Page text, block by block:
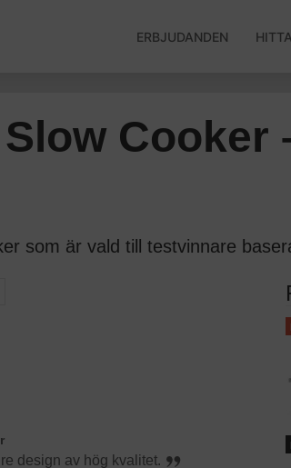
ERBJUDANDEN
Cooker
som är vald till testvinnare
design av hög kvalitet.